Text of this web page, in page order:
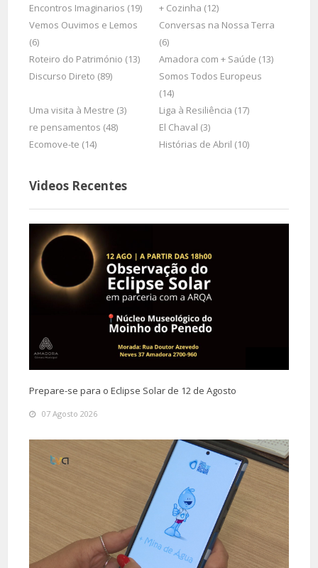
Encontros Imaginarios (19)
+ Cozinha (12)
Vemos Ouvimos e Lemos
(6)
Conversas na Nossa Terra
(6)
Roteiro do Património (13)
Amadora com + Saúde (13)
Discurso Direto (89)
Somos Todos Europeus
(14)
Uma visita à Mestre (3)
Liga à Resiliência (17)
re pensamentos (48)
El Chaval (3)
Ecomove-te (14)
Histórias de Abril (10)
Videos Recentes
Prepare-se para o Eclipse Solar de 12 de Agosto
07 Agosto 2026